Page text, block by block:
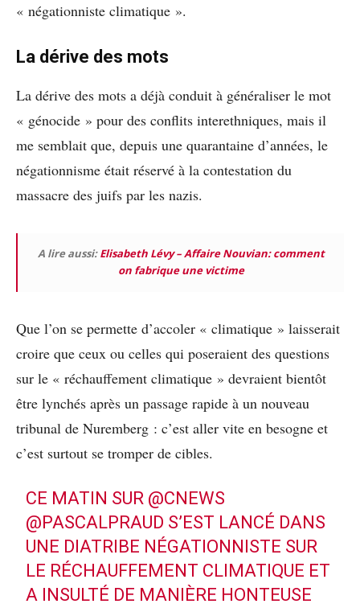
« négationniste climatique ».
La dérive des mots
La dérive des mots a déjà conduit à généraliser le mot
« génocide » pour des conflits interethniques, mais il
me semblait que, depuis une quarantaine d’années, le
négationnisme était réservé à la contestation du
massacre des juifs par les nazis.
A lire aussi:Elisabeth Lévy – Affaire Nouvian: comment
on fabrique une victime
Que l’on se permette d’accoler « climatique » laisserait
croire que ceux ou celles qui poseraient des questions
sur le « réchauffement climatique » devraient bientôt
être lynchés après un passage rapide à un nouveau
tribunal de Nuremberg : c’est aller vite en besogne et
c’est surtout se tromper de cibles.
CE MATIN SUR @CNEWS
@PASCALPRAUD S’EST LANCÉ DANS
UNE DIATRIBE NÉGATIONNISTE SUR
LE RÉCHAUFFEMENT CLIMATIQUE ET
A INSULTÉ DE MANIÈRE HONTEUSE